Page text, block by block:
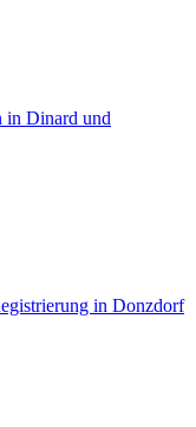
in Dinard und
in Donzdorf